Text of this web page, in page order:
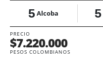
5Alcoba 5
PRECIO
$7.220.000
PESOS COLOMBIANOS